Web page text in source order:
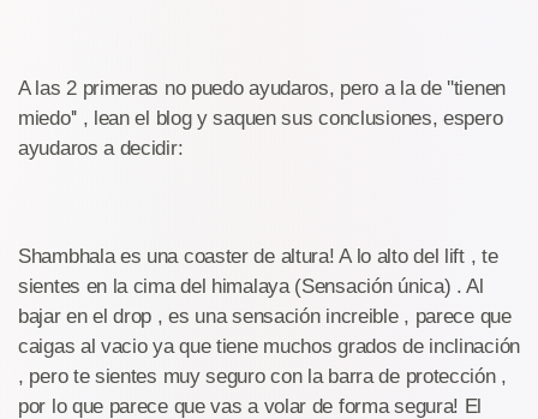
A las 2 primeras no puedo ayudaros, pero a la de ''tienen
miedo'' , lean el blog y saquen sus conclusiones, espero
ayudaros a decidir:
Shambhala es una coaster de altura! A lo alto del lift , te
sientes en la cima del himalaya (Sensación única) . Al
bajar en el drop , es una sensación increible , parece que
caigas al vacio ya que tiene muchos grados de inclinación
, pero te sientes muy seguro con la barra de protección ,
por lo que parece que vas a volar de forma segura! El